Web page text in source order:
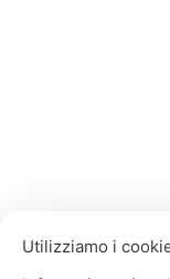
Utilizziamo i